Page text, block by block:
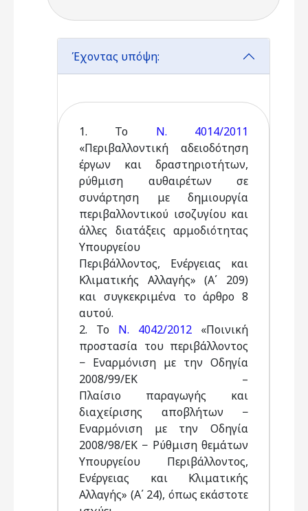
Έχοντας υπόψη:
1. Το Ν. 4014/2011
«Περιβαλλοντική αδειοδότηση
έργων και δραστηριοτήτων,
ρύθμιση αυθαιρέτων σε
συνάρτηση με δημιουργία
περιβαλλοντικού ισοζυγίου και
άλλες διατάξεις αρμοδιότητας
Υπουργείου
Περιβάλλοντος, Ενέργειας και
Κλιματικής Αλλαγής» (Α΄ 209)
και συγκεκριμένα το άρθρο 8
αυτού.
2. Το Ν. 4042/2012 «Ποινική
προστασία του περιβάλλοντος
− Εναρμόνιση με την Οδηγία
2008/99/ΕΚ –
Πλαίσιο παραγωγής και
διαχείρισης αποβλήτων −
Εναρμόνιση με την Οδηγία
2008/98/ΕΚ − Ρύθμιση θεμάτων
Υπουργείου Περιβάλλοντος,
Ενέργειας και Κλιματικής
Αλλαγής» (Α΄ 24), όπως εκάστοτε